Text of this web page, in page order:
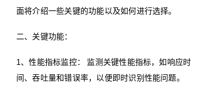
面将介绍一些关键的功能以及如何进行选择。
二、关键功能：
1、性能指标监控： 监测关键性能指标，如响应时
间、吞吐量和错误率，以便即时识别性能问题。